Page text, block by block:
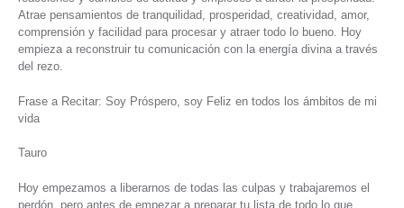
Atrae pensamientos de tranquilidad, prosperidad, creatividad, amor,
comprensión y facilidad para procesar y atraer todo lo bueno. Hoy
empieza a reconstruir tu comunicación con la energía divina a través
del rezo.
Frase a Recitar: Soy Próspero, soy Feliz en todos los ámbitos de mi
vida
Tauro
Hoy empezamos a liberarnos de todas las culpas y trabajaremos el
perdón, pero antes de empezar a preparar tu lista de todo lo que